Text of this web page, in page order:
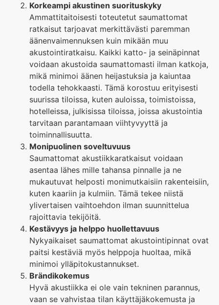
Korkeampi akustinen suorituskyky
Ammattitaitoisesti toteutetut saumattomat
ratkaisut tarjoavat merkittävästi paremman
äänenvaimennuksen kuin mikään muu
akustointiratkaisu. Kaikki katto- ja seinäpinnat
voidaan akustoida saumattomasti ilman katkoja,
mikä minimoi äänen heijastuksia ja kaiuntaa
todella tehokkaasti. Tämä korostuu erityisesti
suurissa tiloissa, kuten auloissa, toimistoissa,
hotelleissa, julkisissa tiloissa, joissa akustointia
tarvitaan parantamaan viihtyvyyttä ja
toiminnallisuutta.
Monipuolinen soveltuvuus
Saumattomat akustiikkaratkaisut voidaan
asentaa lähes mille tahansa pinnalle ja ne
mukautuvat helposti monimutkaisiin rakenteisiin,
kuten kaariin ja kulmiin. Tämä tekee niistä
ylivertaisen vaihtoehdon ilman suunnittelua
rajoittavia tekijöitä.
Kestävyys ja helppo huollettavuus
Nykyaikaiset saumattomat akustointipinnat ovat
paitsi kestäviä myös helppoja huoltaa, mikä
minimoi ylläpitokustannukset.
Brändikokemus
Hyvä akustiikka ei ole vain tekninen parannus,
vaan se vahvistaa tilan käyttäjäkokemusta ja